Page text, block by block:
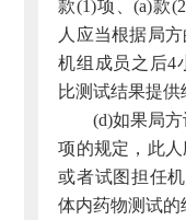
款(1)项、(a)款
人应当根据局
机组成员之后4
比测试结果提供
(d)如果局
项的规定，此
或者试图担任
体内药物测试的